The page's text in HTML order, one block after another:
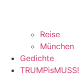
Reise
München
Gedichte
TRUMPisMUSS!